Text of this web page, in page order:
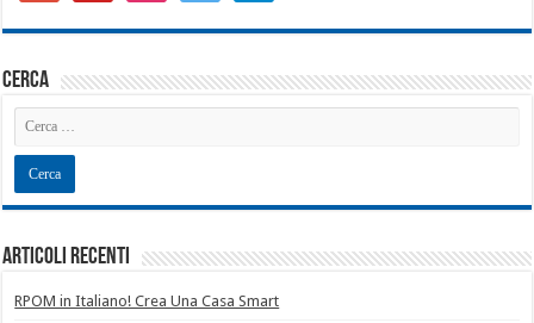
cerca
Articoli recenti
RPOM in Italiano! Crea Una Casa Smart